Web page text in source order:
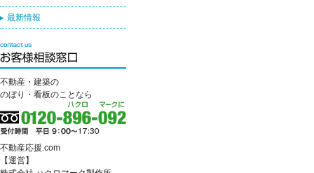
最新情報
不動産・建築の
のぼり・看板のことなら
不動産応援.com
【運営】